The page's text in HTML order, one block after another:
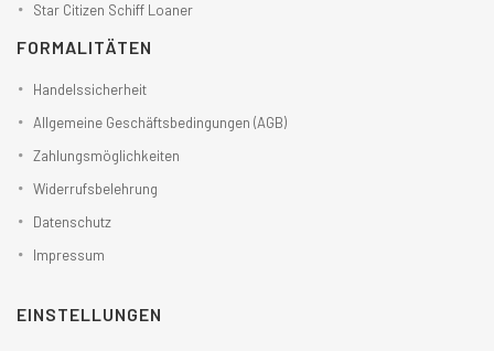
Star Citizen Schiff Loaner
FORMALITÄTEN
Handelssicherheit
Allgemeine Geschäftsbedingungen (AGB)
Zahlungsmöglichkeiten
Widerrufsbelehrung
Datenschutz
Impressum
EINSTELLUNGEN